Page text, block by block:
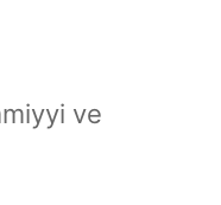
ve